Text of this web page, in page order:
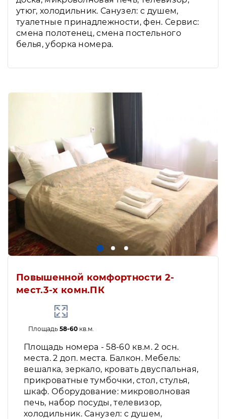
утюг, холодильник. Санузел: с душем,
туалетные принадлежности, фен. Сервис:
смена полотенец, смена постельного
белья, уборка номера.
Повышенной комфортности 2-
мест.3-х комн.ПК
Площадь 58-60кв.м.
Площадь номера - 58-60 кв.м. 2 осн.
места. 2 доп. места. Балкон. Мебель:
вешалка, зеркало, кровать двуспальная,
прикроватные тумбочки, стол, стулья,
шкаф. Оборудование: микроволновая
печь, набор посуды, телевизор,
холодильник. Санузел: с душем,